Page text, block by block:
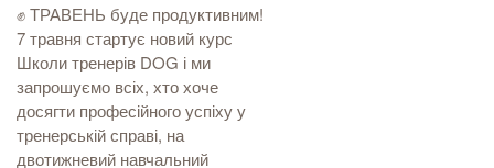
✊ ТРАВЕНЬ буде продуктивним!
7 травня стартує новий курс
Школи тренерів DOG і ми
запрошуємо всіх, хто хоче
досягти професійного успіху у
тренерській справі, на
двотижневий навчальний